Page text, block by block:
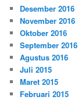
Desember 2016
November 2016
Oktober 2016
September 2016
Agustus 2016
Juli 2015
Maret 2015
Februari 2015